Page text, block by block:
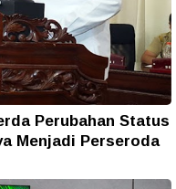
Perubahan Status
Menjadi Perseroda